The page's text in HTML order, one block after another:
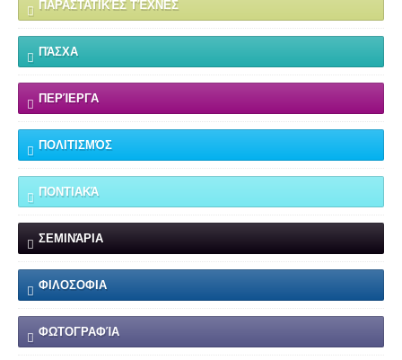
ΠΑΡΑΣΤΑΤΙΚΈΣ ΤΈΧΝΕΣ
ΠΆΣΧΑ
ΠΕΡΊΕΡΓΑ
ΠΟΛΙΤΙΣΜΌΣ
ΠΟΝΤΙΑΚΆ
ΣΕΜΙΝΆΡΙΑ
ΦΙΛΟΣΟΦΙΑ
ΦΩΤΟΓΡΑΦΊΑ